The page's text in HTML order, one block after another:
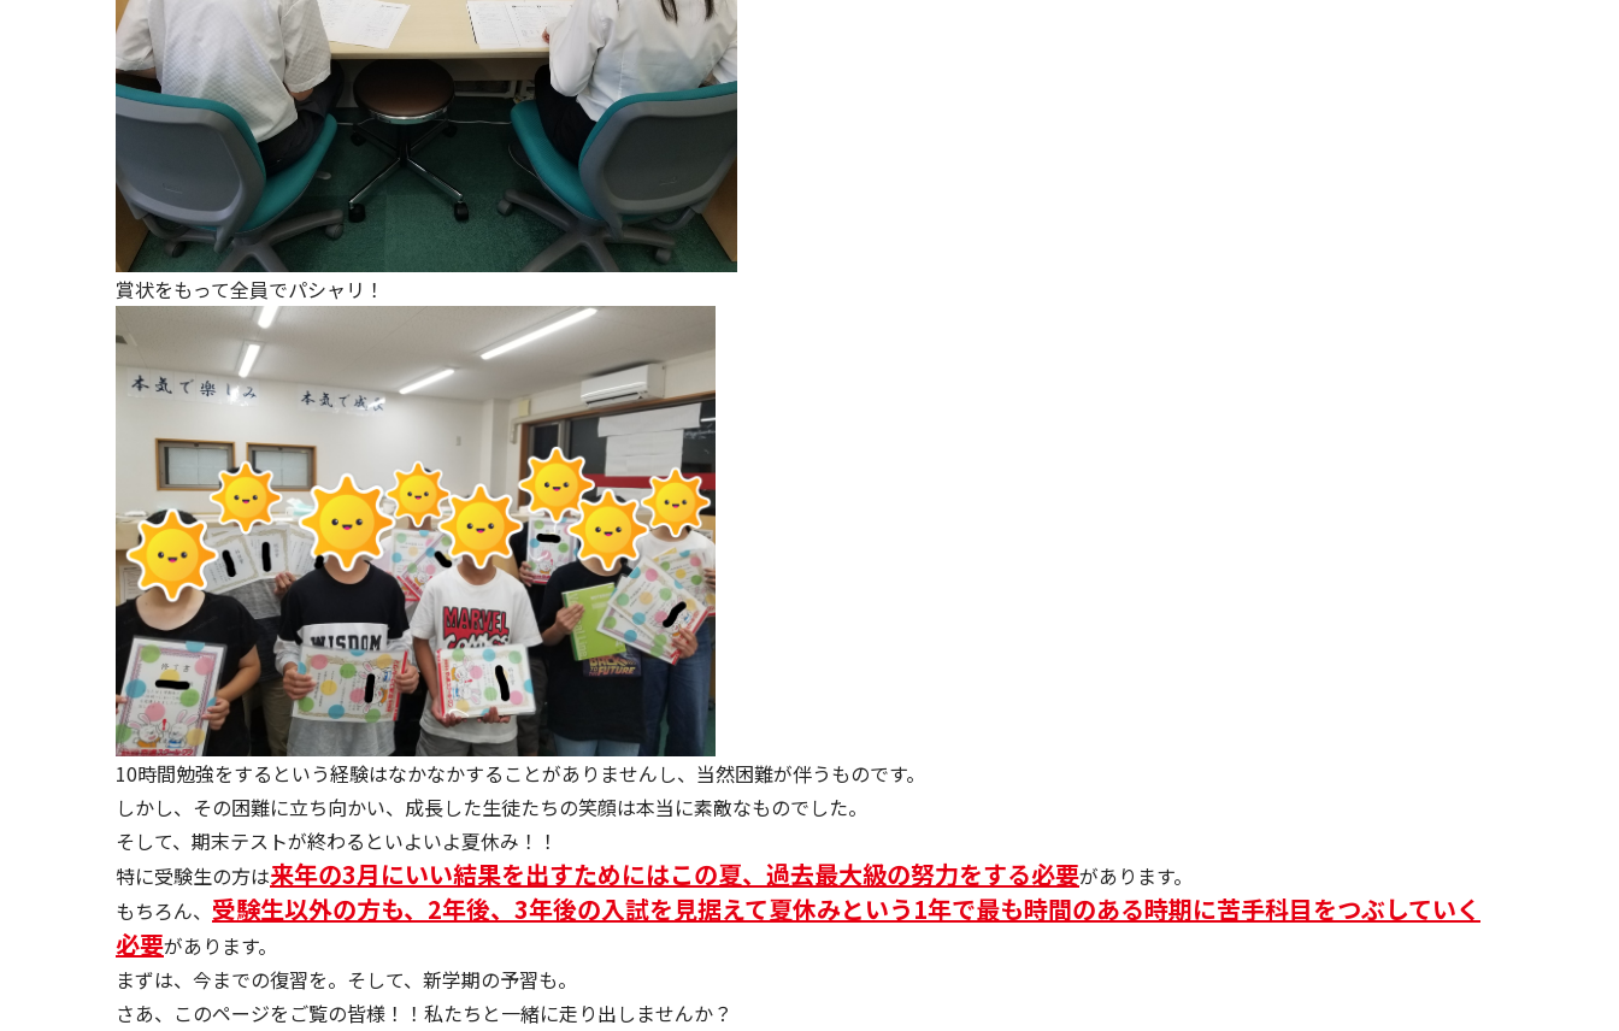
賞状をもって全員でパシャリ！
10時間勉強をするという経験はなかなかすることがありませんし、当然困難が伴うものです。
しかし、その困難に立ち向かい、成長した生徒たちの笑顔は本当に素敵なものでした。
そして、期末テストが終わるといよいよ夏休み！！
特に受験生の方は来年の3月にいい結果を出すためにはこの夏、過去最大級の努力をする必要があります。
もちろん、 受験生以外の方も、2年後、3年後の入試を見据えて夏休みという1年で最も時間のある時期に苦手科目をつぶしていく
必要があります。
まずは、今までの復習を。そして、新学期の予習も。
さあ、このページをご覧の皆様！！私たちと一緒に走り出しませんか？